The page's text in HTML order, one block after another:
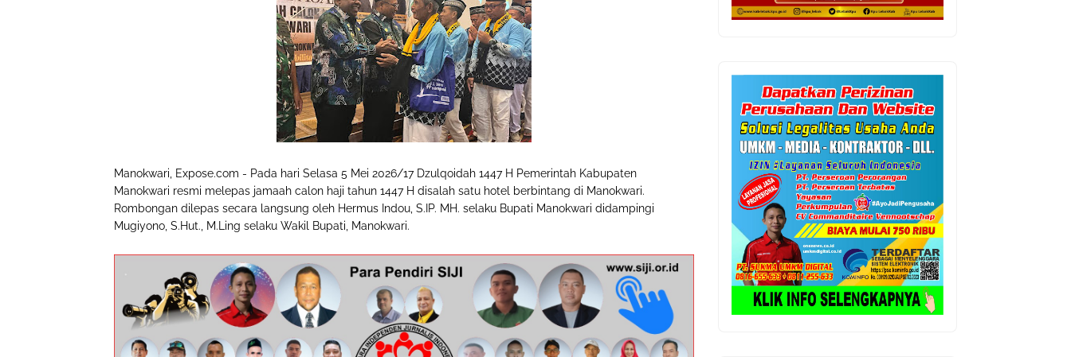
Manokwari, Expose.com - Pada hari Selasa 5 Mei 2026/17 Dzulqoidah 1447 H Pemerintah Kabupaten
Manokwari resmi melepas jamaah calon haji tahun 1447 H disalah satu hotel berbintang di Manokwari.
Rombongan dilepas secara langsung oleh Hermus Indou, S.IP. MH. selaku Bupati Manokwari didampingi
Mugiyono, S.Hut., M.Ling selaku Wakil Bupati, Manokwari.